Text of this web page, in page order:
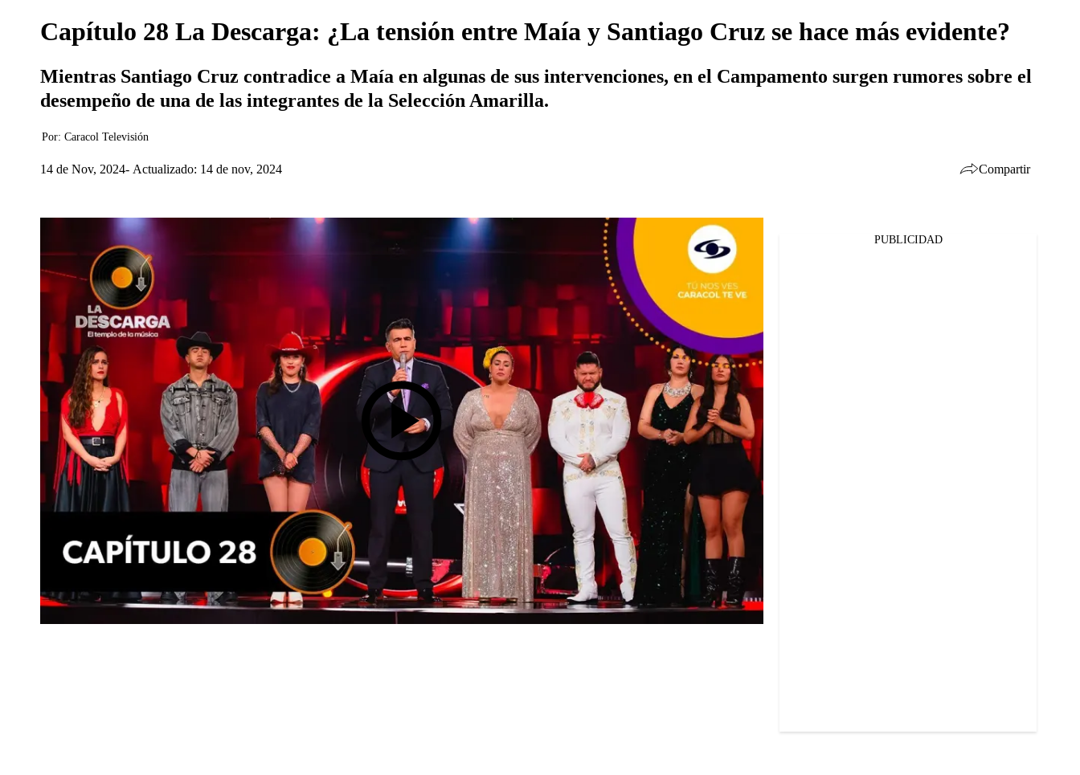
Capítulo 28 La Descarga: ¿La tensión entre Maía y Santiago Cruz se hace más evidente?
Mientras Santiago Cruz contradice a Maía en algunas de sus intervenciones, en el Campamento surgen rumores sobre el
desempeño de una de las integrantes de la Selección Amarilla.
Por: Caracol Televisión
14 de Nov, 2024 Actualizado: 14 de nov, 2024 Compartir
PUBLICIDAD